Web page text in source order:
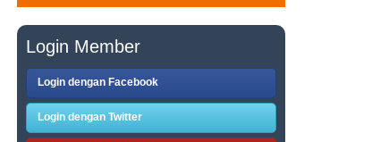
Login Member
Login dengan Facebook
Login dengan Twitter